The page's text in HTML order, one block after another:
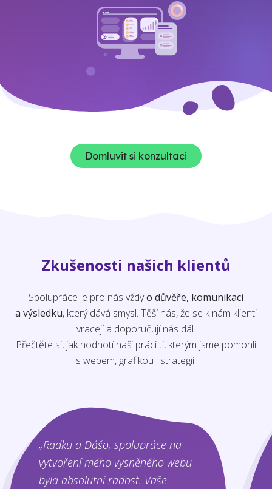
Domluvit si konzultaci
Zkušenosti našich klientů
Spolupráce je pro nás vždyo důvěře, komunikaci
a výsledku, který dává smysl. Těší nás, že se k nám klienti
vracejí a doporučují nás dál.
Přečtěte si, jak hodnotí naši práci ti, kterým jsme pomohli
s webem, grafikou i strategií.
„Radku a Dášo, spolupráce na
vytvoření mého vysněného webu
byla absolutní radost. Vaše